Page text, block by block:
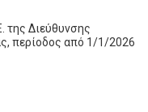
της Διεύθυνσης
περίοδος από 1/1/2026